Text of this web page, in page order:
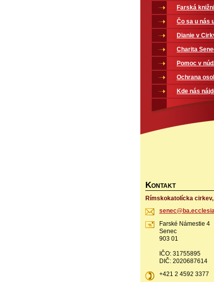
Farská
Čo sa u nás
Dianie v
Charita
Pomoc v
Ochrana
Kde nás
KONTAKT
Rímskokatolícka
senec@ba.ecclesi
Farské Námestie 4
Senec
903 01
IČO: 31755895
DIČ: 2020687614
+421 2 4592 3377